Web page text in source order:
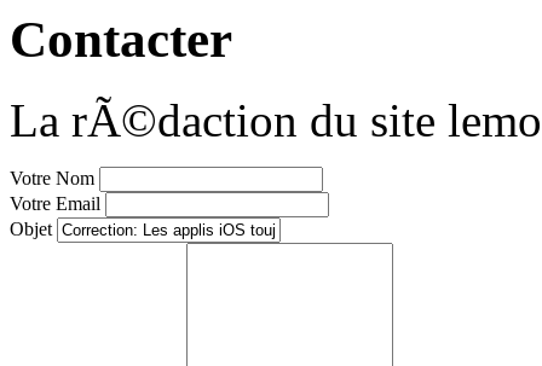
Contacter
La rÃ©daction du site
Votre Nom
Votre Email
Objet